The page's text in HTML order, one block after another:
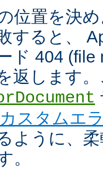
位置を決
すると、
ド 404 (file
返します
カスタムエ
ように、
。